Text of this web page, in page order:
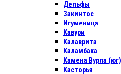
Дельфы
Закинтос
Игуменица
Кавури
Калаврита
Каламбака
Камена Вурла (юг)
Касторья